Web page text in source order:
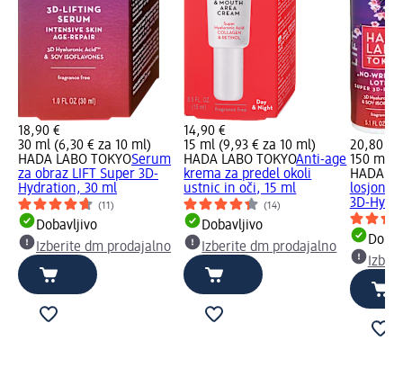
18,90 €
30 ml (6,30 € za 10 ml)
HADA LABO TOKYOSerum
za obraz LIFT Super 3D-
Hydration, 30 ml
(11)
Dobavljivo
Izberite dm prodajalno
14,90 €
15 ml (9,93 € za 10 ml)
HADA LABO TOKYOAnti-age
krema za predel okoli
ustnic in oči, 15 ml
(14)
Dobavljivo
Izberite dm prodajalno
20,80 €
150 ml
HADA
losjon
3D-